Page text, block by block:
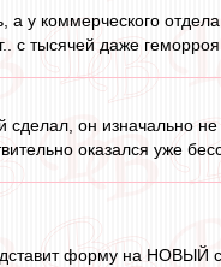
а у коммерческого
с тысячей даже
он изначально
оказался уже
форму на НОВЫЙ